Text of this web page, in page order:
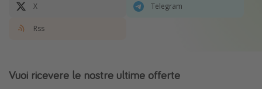
X Telegram
Rss
Vuoi ricevere le nostre ultime offerte